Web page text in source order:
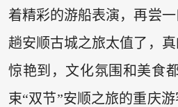
着精彩的游船表演，再尝
趟安顺古城之旅太值了，
惊艳到，文化氛围和美食
束“双节”安顺之旅的重庆